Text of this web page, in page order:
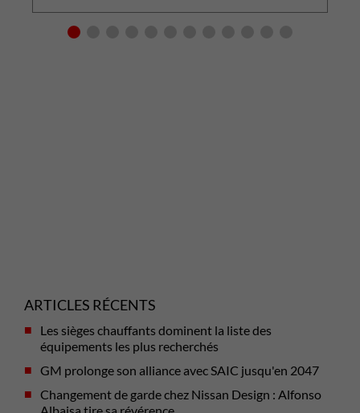
ARTICLES RÉCENTS
Les sièges chauffants dominent la liste des
équipements les plus recherchés
GM prolonge son alliance avec SAIC jusqu'en 2047
Changement de garde chez Nissan Design : Alfonso